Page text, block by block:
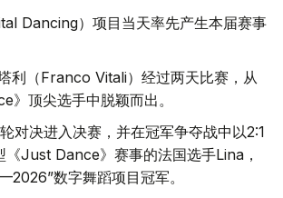
Dancing）项目当天率先产生本届赛事
利（Franco Vitali）经过两天比赛，从
》顶尖选手中脱颖而出。
对决进入决赛，并在冠军争夺战中以2:1
《Just Dance》赛事的法国选手Lina，
数字舞蹈项目冠军。